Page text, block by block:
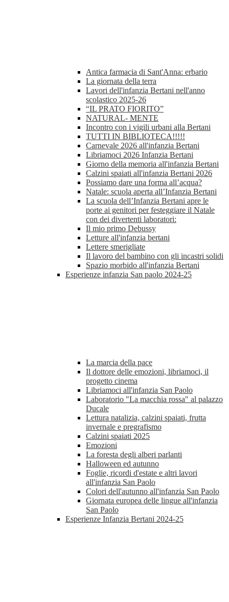
Antica farmacia di Sant'Anna: erbario
La giornata della terra
Lavori dell'infanzia Bertani nell'anno
scolastico 2025-26
“IL PRATO FIORITO”
NATURAL- MENTE
Incontro con i vigili urbani alla Bertani
TUTTI IN BIBLIOTECA!!!!!
Carnevale 2026 all'infanzia Bertani
Libriamoci 2026 Infanzia Bertani
Giorno della memoria all'infanzia Bertani
Calzini spaiati all'infanzia Bertani 2026
Possiamo dare una forma all’acqua?
Natale: scuola aperta all’Infanzia Bertani
La scuola dell’Infanzia Bertani apre le
porte ai genitori per festeggiare il Natale
con dei divertenti laboratori:
Il mio primo Debussy
Letture all'infanzia bertani
Lettere smerigliate
Il lavoro del bambino con gli incastri solidi
Spazio morbido all'infanzia Bertani
Esperienze infanzia San paolo 2024-25
La marcia della pace
Il dottore delle emozioni, libriamoci, il
progetto cinema
Libriamoci all'infanzia San Paolo
Laboratorio "La macchia rossa" al palazzo
Ducale
Lettura natalizia, calzini spaiati, frutta
invernale e pregrafismo
Calzini spaiati 2025
Emozioni
La foresta degli alberi parlanti
Halloween ed autunno
Foglie, ricordi d'estate e altri lavori
all'infanzia San Paolo
Colori dell'autunno all'infanzia San Paolo
Giornata europea delle lingue all'infanzia
San Paolo
Esperienze Infanzia Bertani 2024-25